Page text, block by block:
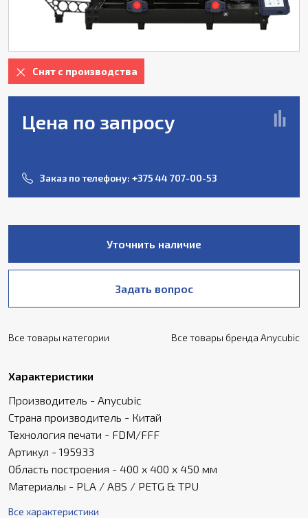
Снят с производства
Цена по запросу
Заказ по телефону: +375 44 707-00-53
Уточнить наличие
Задать вопрос
Все товары категории Все товары бренда Anycubic
Характеристики
Производитель - Anycubic
Страна производитель - Китай
Технология печати - FDM/FFF
Артикул - 195933
Область построения - 400 х 400 х 450 мм
Материалы - PLA / ABS / PETG & TPU
Все характеристики